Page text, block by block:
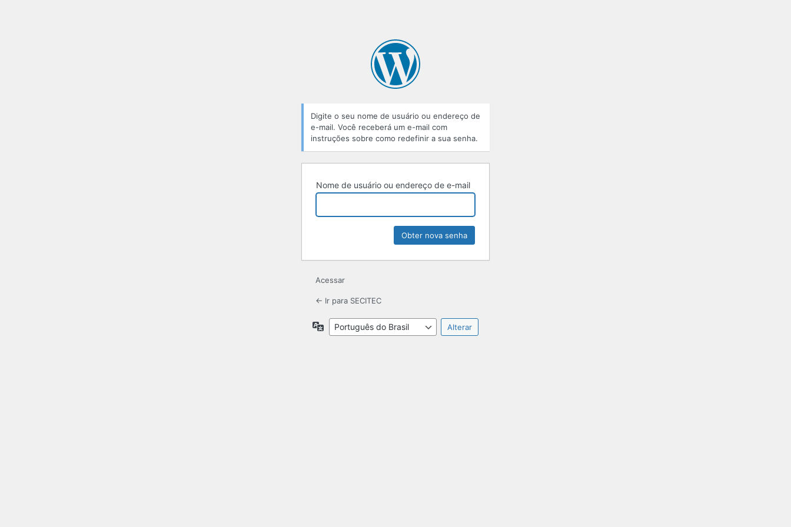
Digite o seu nome de usuário ou endereço de
e-mail. Você receberá um e-mail com
instruções sobre como redefinir a sua senha.
Nome de usuário ou endereço de e-mail
Acessar
← Ir para SECITEC
Idioma